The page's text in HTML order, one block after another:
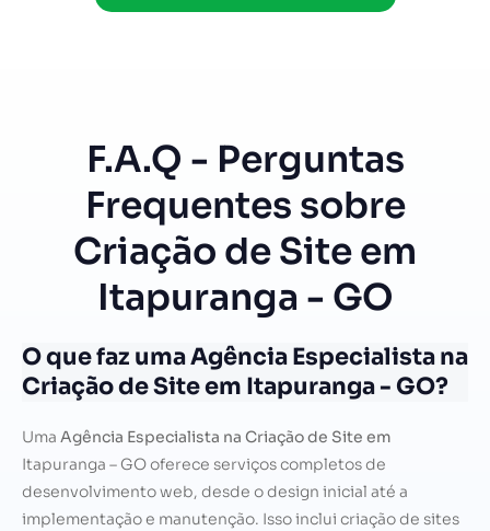
F.A.Q - Perguntas
Frequentes sobre
Criação de Site em
Itapuranga - GO
O que faz uma Agência Especialista na
Criação de Site em Itapuranga - GO?
Uma Agência Especialista na Criação de Site em
Itapuranga – GO oferece serviços completos de
desenvolvimento web, desde o design inicial até a
implementação e manutenção. Isso inclui criação de sites